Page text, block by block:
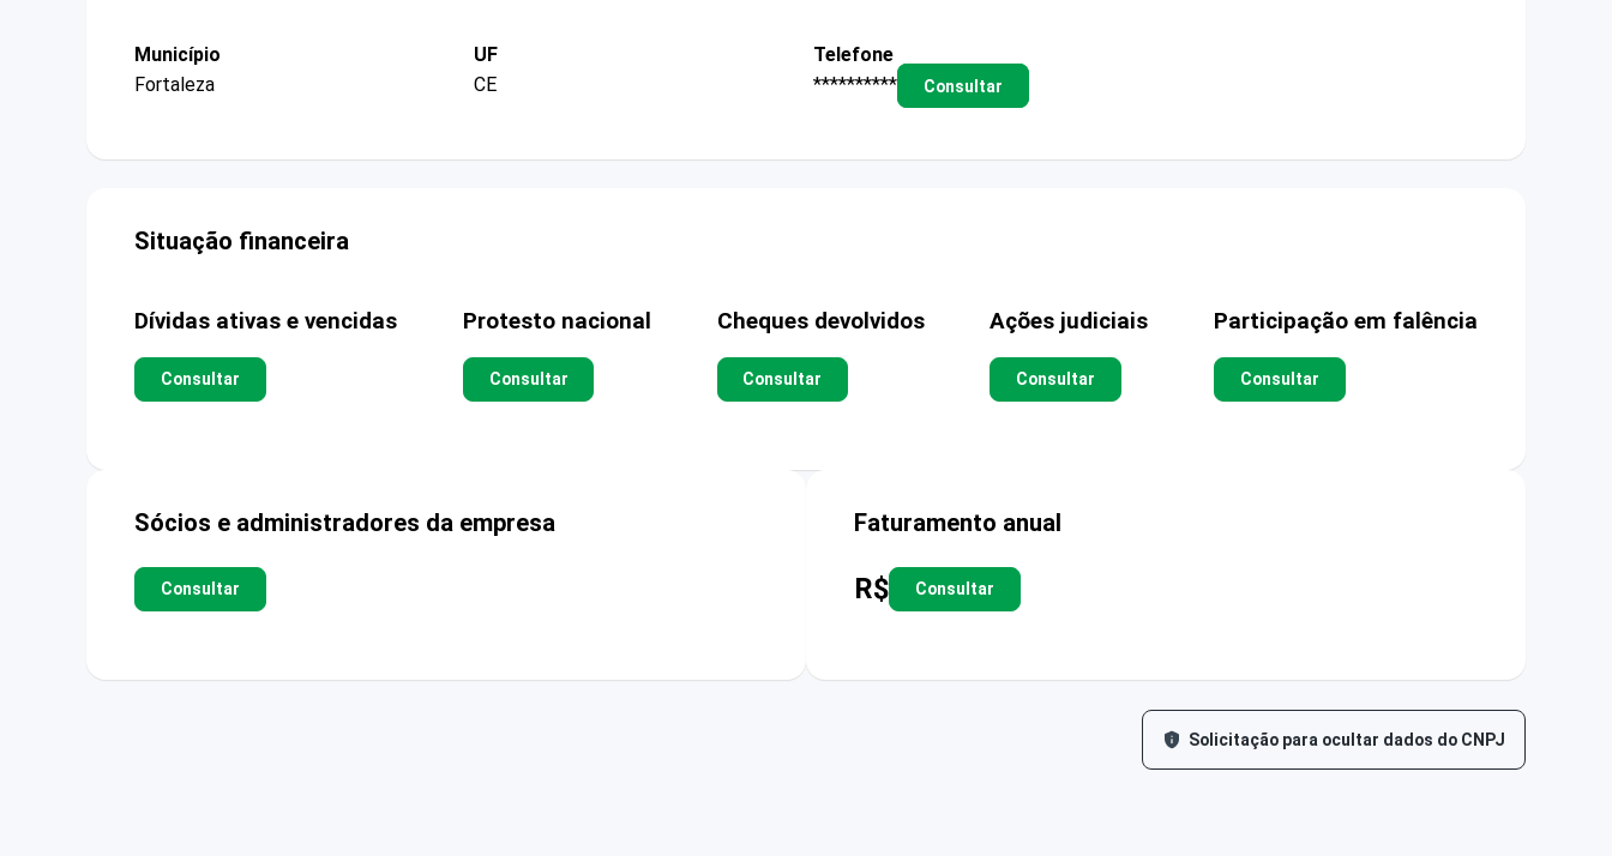
Município
Fortaleza
UF
CE
Telefone
**********
Consultar
Situação financeira
Dívidas ativas e vencidas
Consultar
Protesto nacional
Consultar
Cheques devolvidos
Consultar
Ações judiciais
Consultar
Participação em falência
Consultar
Sócios e administradores da empresa
Consultar
Faturamento anual
R$ Consultar
Solicitação para ocultar dados do CNPJ